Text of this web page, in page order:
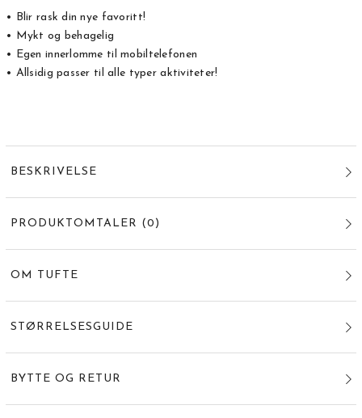
• Blir rask din nye favoritt!
• Mykt og behagelig
• Egen innerlomme til mobiltelefonen
• Allsidig passer til alle typer aktiviteter!
BESKRIVELSE
PRODUKTOMTALER (0 )
OM TUFTE
STØRRELSESGUIDE
BYTTE OG RETUR